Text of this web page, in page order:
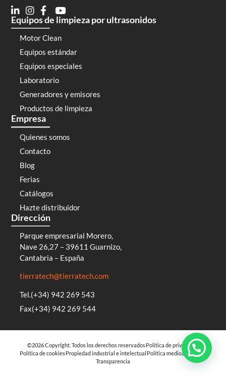
Equipos de limpieza por ultrasonidos
Motor Clean
Equipos estándar
Equipos especiales
Laboratorio
Generadores y emisores
Productos de limpieza
Empresa
Quienes somos
Contacto
Blog
Ferias
Catálogos
Hazte distribuidor
Dirección
Parque empresarial Morero,
Nave 26,27 – 39611 Guarnizo,
Cantabria – España
tierratech@tierratech.com
Tel.(+34) 942 269 543
Fax(+34) 942 269 544
©2026 Copyright. Todos los derechos reservadosPolítica de privacidad
Política de cookiesPropiedad industrial e intelectual Política medioambiental
Transparencia